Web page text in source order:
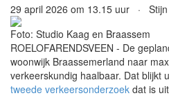
29 april 2026 om 13.15 uur · Stijn
Foto: Studio Kaag en Braassem
ROELOFARENDSVEEN - De
woonwijk Braassemerland naar
verkeerskundig haalbaar. Dat blijkt
tweede verkeersonderzoek dat is